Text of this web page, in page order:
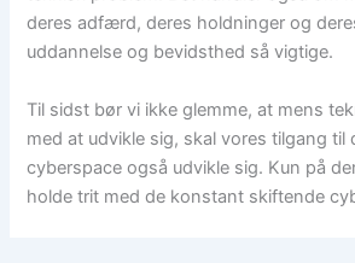
deres adfærd, deres holdninger og
uddannelse og bevidsthed så vigtige.
Til sidst bør vi ikke glemme, at mens
med at udvikle sig, skal vores tilgang til
cyberspace også udvikle sig. Kun på
holde trit med de konstant skiftende